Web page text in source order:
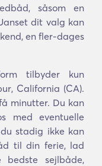
såsom en
dit valg kan
en fler-dages
tilbyder kun
California (CA).
minutter. Du kan
med eventuelle
stadig ikke kan
til din ferie, lad
bedste sejlbåde,